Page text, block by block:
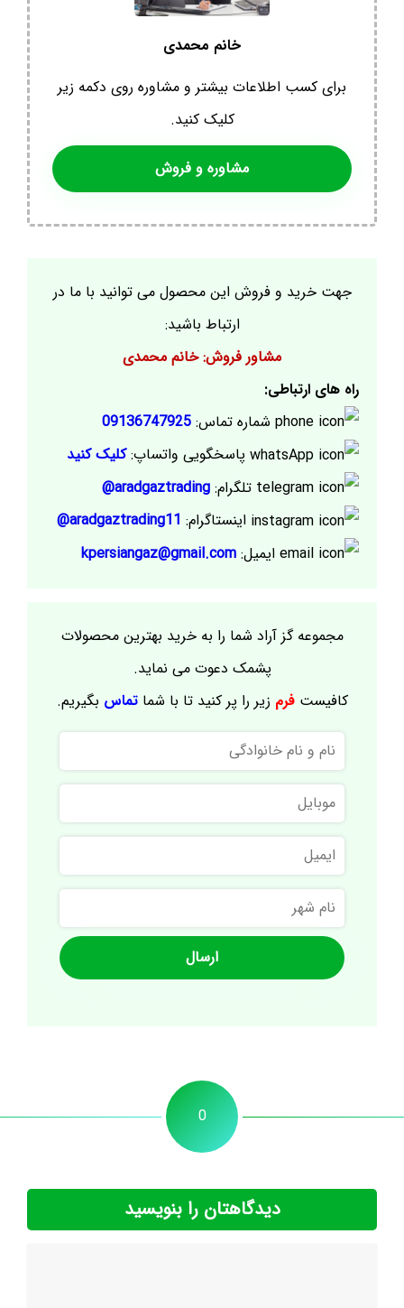
خانم محمدی
برای کسب اطلاعات بیشتر و مشاوره روی دکمه زیر
کلیک کنید.
مشاوره و فروش
جهت خرید و فروش این محصول می توانید با ما در
ارتباط باشید:
مشاور فروش: خانم محمدی
راه های ارتباطی:
شماره تماس: 09136747925
پاسخگویی واتساپ:کلیک کنید
تلگرام: aradgaztrading@
اینستاگرام: aradgaztrading11@
ایمیل: kpersiangaz@gmail.com
مجموعه گز آراد شما را به خرید بهترین محصولات
پشمک دعوت می نماید.
کافیستفرم زیر را پر کنید تا با شماتماس بگیریم.
نام
و
نام
خانوادگی
موبایل
ایمیل
نام
شهر
0
دیدگاهتان را بنویسید